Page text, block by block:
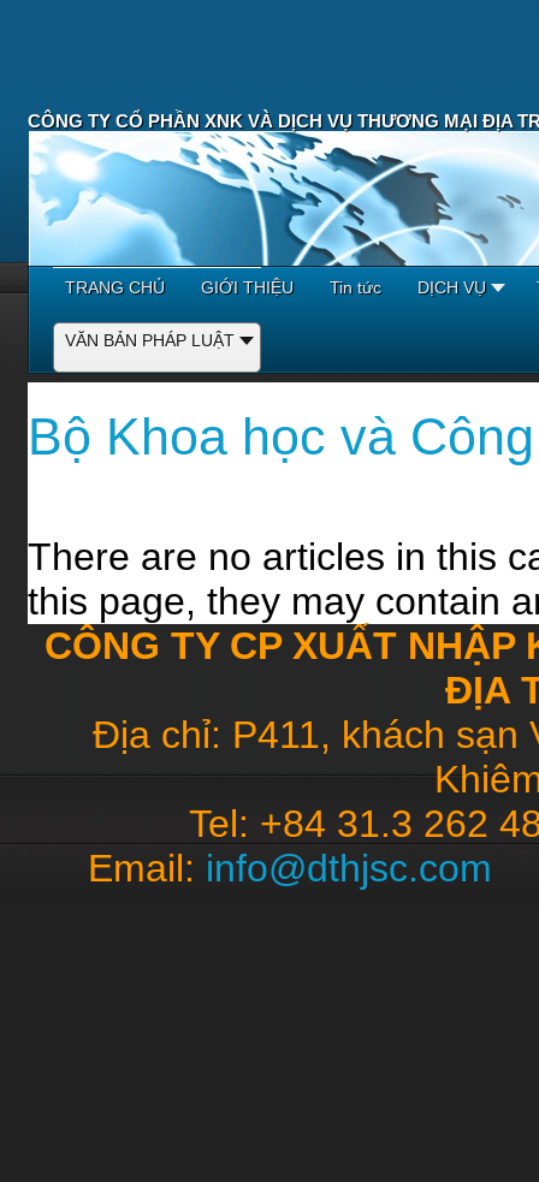
CÔNG TY CỔ PHẦN XNK VÀ DỊCH VỤ THƯƠNG MẠI ĐỊA
TRANG CHỦ GIỚI THIỆU Tin tức DỊCH VỤ
VĂN BẢN PHÁP LUẬT
Bộ Khoa học và
There are no articles in this
this page, they may contain
CÔNG TY CP XUẤT
ĐỊA
Địa chỉ: P411, khách sạn
Tel: +84 31.3 262
Email: